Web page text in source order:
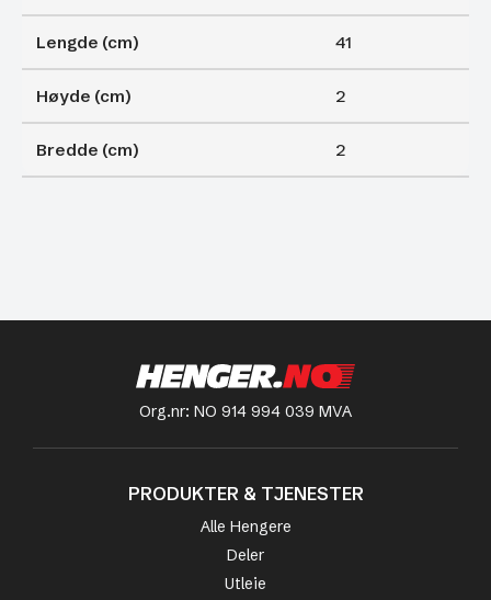
Lengde (cm) 41
Høyde (cm) 2
Bredde (cm) 2
Org.nr: NO 914 994 039 MVA
PRODUKTER & TJENESTER
Alle Hengere
Deler
Utleie